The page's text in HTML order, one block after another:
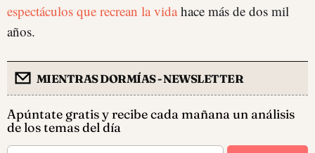
espectáculos que recrean la vidahace más de dos mil
años.
MIENTRAS DORMÍAS - NEWSLETTER
Apúntate gratis y recibe cada mañana un análisis
de los temas del día